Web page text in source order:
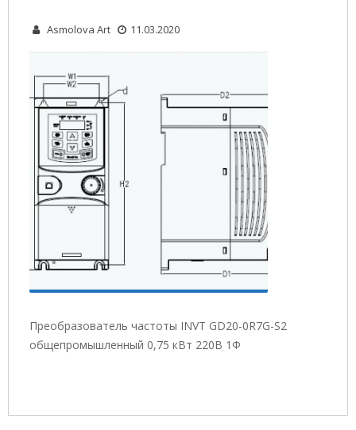
Asmolova Art 11.03.2020
Преобразователь частоты INVT GD20-0R7G-S2
общепромышленный 0,75 кВт 220В 1Ф